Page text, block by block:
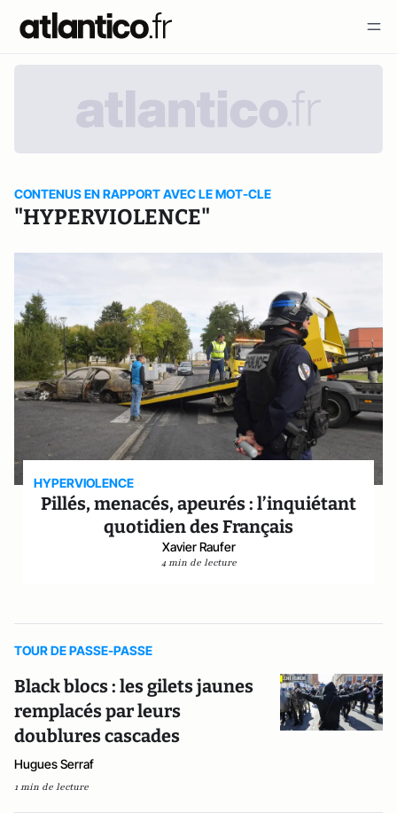
CONTENUS EN RAPPORT AVEC LE MOT-CLE
"HYPERVIOLENCE"
HYPERVIOLENCE
Pillés, menacés, apeurés : l’inquiétant
quotidien des Français
Xavier Raufer
4 min de lecture
TOUR DE PASSE-PASSE
Black blocs : les gilets jaunes
remplacés par leurs
doublures cascades
Hugues Serraf
1 min de lecture